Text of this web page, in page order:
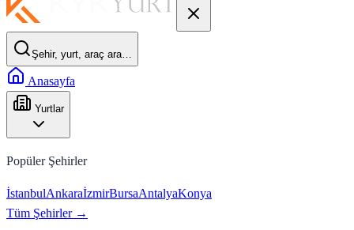
Şehir, yurt, araç ara…
Anasayfa
Yurtlar
Popüler Şehirler
İstanbulAnkaraİzmirBursaAntalyaKonya
Tüm Şehirler →